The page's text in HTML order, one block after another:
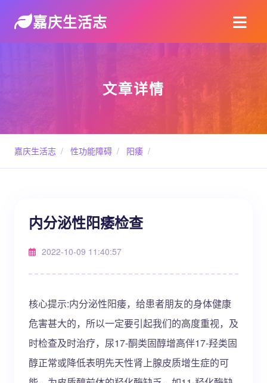
嘉庆生活志
文章详情
嘉庆生活志 / 性功能障碍 / 阳痿 /
内分泌性阳痿检查
2022-10-09 11:40:57
核心提示:内分泌性阳痿，给患者朋友的身体健康
危害甚大的，所以一定要引起我们的高度重视，及
时检查及时治疗，尿17-酮类固醇增高伴17-羟类固
醇正常或降低表明先天性肾上腺皮质增生症的可